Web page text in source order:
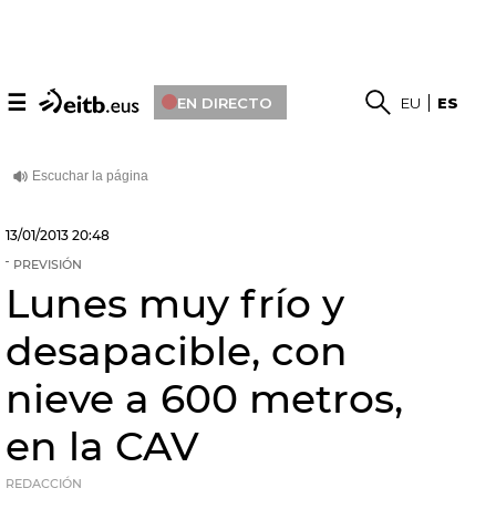
☰ EN DIRECTO EU ES
13/01/2013 20:48
PREVISIÓN
Lunes muy frío y
desapacible, con
nieve a 600 metros,
en la CAV
REDACCIÓN